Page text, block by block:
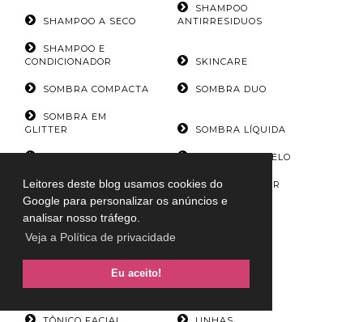
Leitores deste blog usamos cookies do
Google para personalizar os anúncios e
analisar nosso tráfego.
Veja a Política de privacidade
Eu aceito!
SHAMPOO A SECO
SHAMPOO
ANTIRRESIDUOS
SHAMPOO E
CONDICIONADOR
SKINCARE
SOMBRA COMPACTA SOMBRA DUO
SOMBRA EM
GLITTER
SOMBRA LÍQUIDA
SPRAY DE CABELO
SÉRIES SÉRUM CAPILAR
SÉRUM DE LIMPEZA
SÉRUM